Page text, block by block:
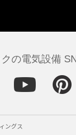
の電気設備
ングス